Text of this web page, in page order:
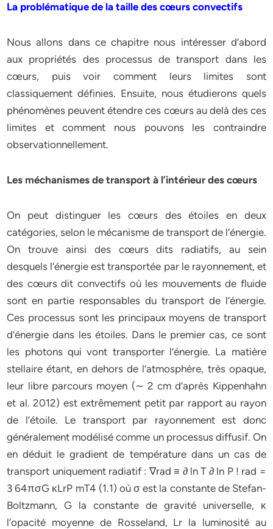
La problématique de la taille des cœurs convectifs
Nous allons dans ce chapitre nous intéresser d’abord
aux propriétés des processus de transport dans les
cœurs, puis voir comment leurs limites sont
classiquement définies. Ensuite, nous étudierons quels
phénomènes peuvent étendre ces cœurs au delà des ces
limites et comment nous pouvons les contraindre
observationnellement.
Les méchanismes de transport à l’intérieur des cœurs
On peut distinguer les cœurs des étoiles en deux
catégories, selon le mécanisme de transport de l’énergie.
On trouve ainsi des cœurs dits radiatifs, au sein
desquels l’énergie est transportée par le rayonnement, et
des cœurs dit convectifs où les mouvements de fluide
sont en partie responsables du transport de l’énergie.
Ces processus sont les principaux moyens de transport
d’énergie dans les étoiles. Dans le premier cas, ce sont
les photons qui vont transporter l’énergie. La matière
stellaire étant, en dehors de l’atmosphère, très opaque,
leur libre parcours moyen (∼ 2 cm d’après Kippenhahn
et al. 2012) est extrêmement petit par rapport au rayon
de l’étoile. Le transport par rayonnement est donc
généralement modélisé comme un processus diffusif. On
en déduit le gradient de température dans un cas de
transport uniquement radiatif : ∇rad ≡ ∂ ln T ∂ ln P ! rad =
3 64πσG κLrP mT4 (1.1) où σ est la constante de Stefan-
Boltzmann, G la constante de gravité universelle, κ
l’opacité moyenne de Rosseland, Lr la luminosité au